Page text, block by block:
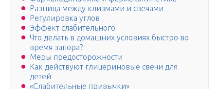
Разница между клизмами и свечами
Регулировка углов
Эффект слабительного
Что делать в домашних условиях быстро во
время запора?
Меры предосторожности
Как действуют глицериновые свечи для
детей
«Слабительные привычки»